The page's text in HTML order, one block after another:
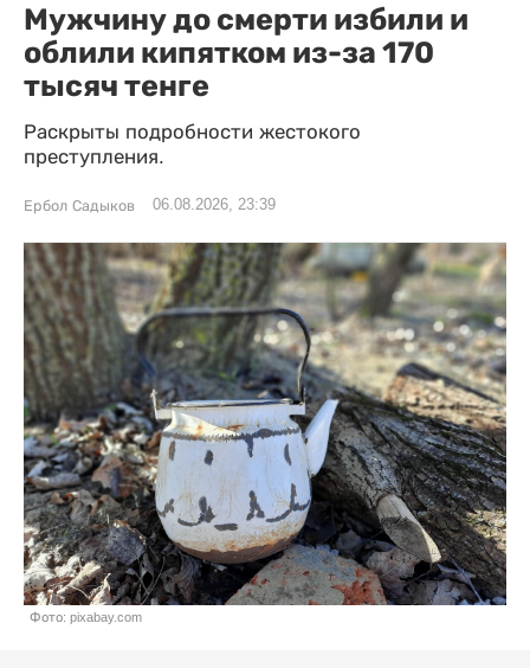
Мужчину до смерти избили и
облили кипятком из-за 170
тысяч тенге
Раскрыты подробности жестокого
преступления.
Ербол Садыков 06.08.2026, 23:39
Фото: pixabay.com